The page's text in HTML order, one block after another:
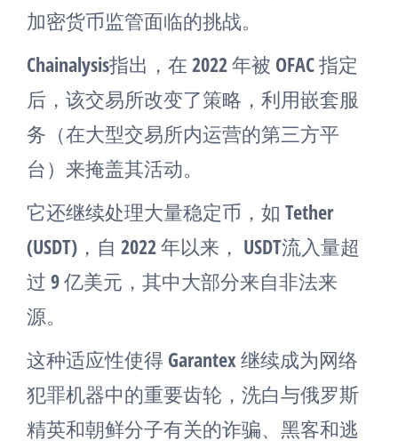
加密货币监管面临的挑战。
Chainalysis指出，在 2022 年被 OFAC 指定
后，该交易所改变了策略，利用嵌套服
务（在大型交易所内运营的第三方平
台）来掩盖其活动。
它还继续处理大量稳定币，如 Tether
(USDT)，自 2022 年以来， USDT流入量超
过 9 亿美元，其中大部分来自非法来
源。
这种适应性使得 Garantex 继续成为网络
犯罪机器中的重要齿轮，洗白与俄罗斯
精英和朝鲜分子有关的诈骗、黑客和逃